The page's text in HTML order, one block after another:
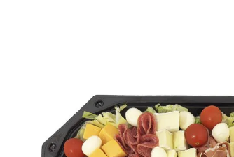
cafea boabe
troler
garden star